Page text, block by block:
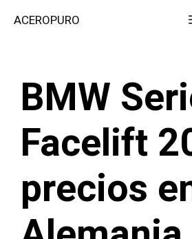
ACEROPURO
BMW
Facelift
precios